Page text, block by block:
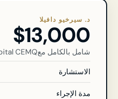
د. سيرخيو دافيلا
$13,000
شامل بالكامل معCEMQ
الاستشارة
مدة الإجراء